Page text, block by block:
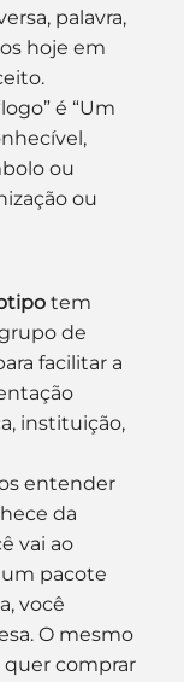
palavra,
hoje em
é “Um
ou
ou
tem
de
facilitar a
instituição,
entender
da
vai ao
pacote
você
O mesmo
comprar